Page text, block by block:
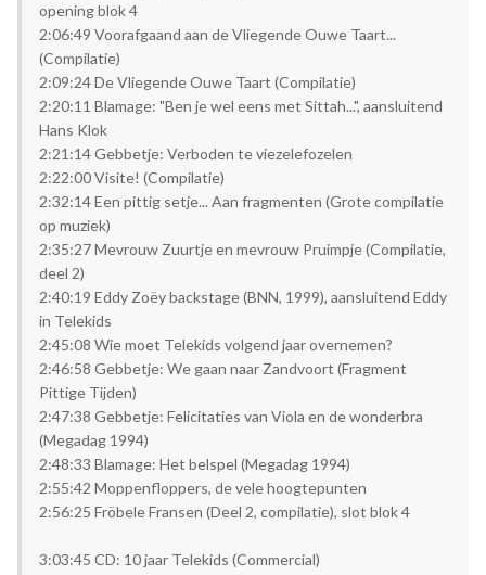
opening blok 4
2:06:49 Voorafgaand aan de Vliegende Ouwe Taart...
(Compilatie)
2:09:24 De Vliegende Ouwe Taart (Compilatie)
2:20:11 Blamage: "Ben je wel eens met Sittah...", aansluitend
Hans Klok
2:21:14 Gebbetje: Verboden te viezelefozelen
2:22:00 Visite! (Compilatie)
2:32:14 Een pittig setje... Aan fragmenten (Grote compilatie
op muziek)
2:35:27 Mevrouw Zuurtje en mevrouw Pruimpje (Compilatie,
deel 2)
2:40:19 Eddy Zoëy backstage (BNN, 1999), aansluitend Eddy
in Telekids
2:45:08 Wie moet Telekids volgend jaar overnemen?
2:46:58 Gebbetje: We gaan naar Zandvoort (Fragment
Pittige Tijden)
2:47:38 Gebbetje: Felicitaties van Viola en de wonderbra
(Megadag 1994)
2:48:33 Blamage: Het belspel (Megadag 1994)
2:55:42 Moppenfloppers, de vele hoogtepunten
2:56:25 Fröbele Fransen (Deel 2, compilatie), slot blok 4
3:03:45 CD: 10 jaar Telekids (Commercial)